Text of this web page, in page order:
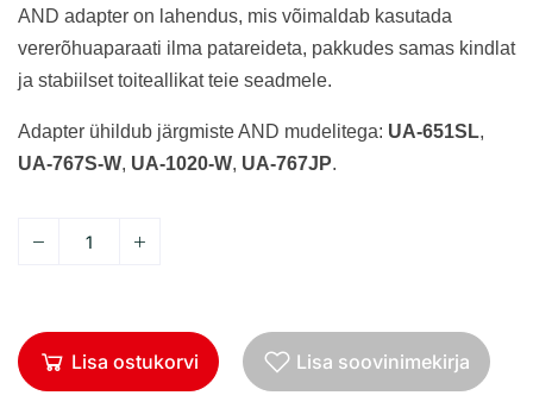
AND adapter on lahendus, mis võimaldab kasutada
vererõhuaparaati ilma patareideta, pakkudes samas kindlat
ja stabiilset toiteallikat teie seadmele.
Adapter ühildub järgmiste AND mudelitega: UA-651SL,
UA-767S-W, UA-1020-W, UA-767JP.
Lisa ostukorvi Lisa soovinimekirja